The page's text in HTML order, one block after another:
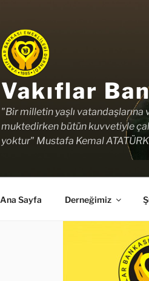
Vakıflar
"Bir milletin yaşlı
muktedirken bütün kuvvetiyle
yoktur" Mustafa Kemal ATATÜRK
Ana Sayfa Derneğimiz